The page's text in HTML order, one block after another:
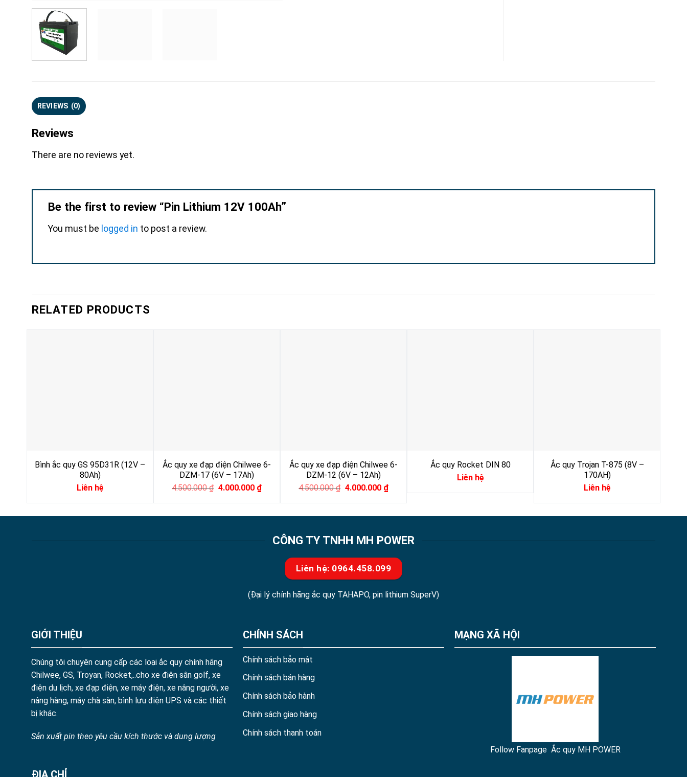
REVIEWS (0)
Reviews
There are no reviews yet.
Be the first to review “Pin Lithium 12V 100Ah”
You must be logged in to post a review.
RELATED PRODUCTS
Bình ắc quy GS 95D31R (12V –
80Ah)
Liên hệ
Ắc quy xe đạp điện Chilwee 6-
DZM-17 (6V – 17Ah)
4.500.000₫ Original
4.000.000 ₫Current
price
Ắc quy xe đạp điện Chilwee 6-
DZM-12 (6V – 12Ah)
4.500.000₫ Original
4.000.000 ₫Current
price
Ắc quy Rocket DIN 80
Liên hệ
Ắc quy Trojan T-875 (8V –
170AH)
Liên hệ
CÔNG TY TNHH MH POWER
Liên hệ: 0964.458.099
(Đại lý chính hãng ắc quy TAHAPO, pin lithium SuperV)
GIỚI THIỆU
Chúng tôi chuyên cung cấp các loại ắc quy chính hãng
Chilwee, GS, Troyan, Rocket,..cho xe điện sân golf, xe
điện du lịch, xe đạp điện, xe máy điện, xe nâng người, xe
nâng hàng, máy chà sàn, bình lưu điện UPS và các thiết
bị khác.
Sản xuất pin theo yêu cầu kích thước và dung lượng
CHÍNH SÁCH
Chính sách bảo mật
Chính sách bán hàng
Chính sách bảo hành
Chính sách giao hàng
Chính sách thanh toán
MẠNG XÃ HỘI
Follow Fanpage Ắc quy MH POWER
ĐỊA CHỈ